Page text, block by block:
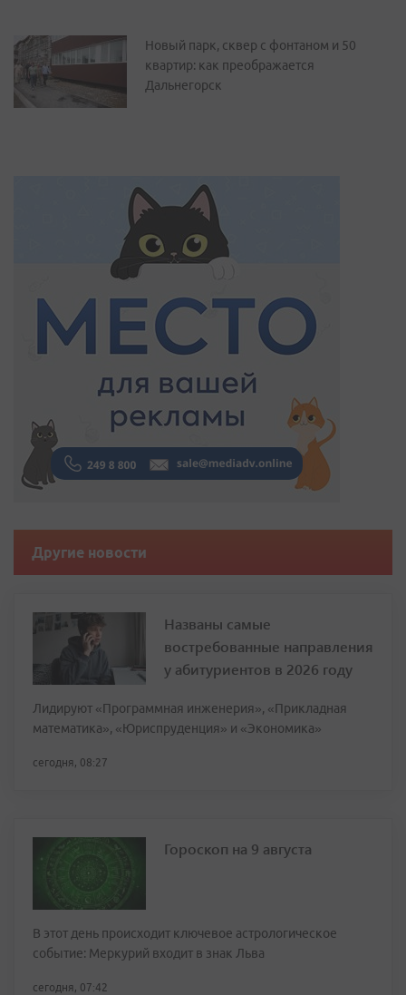
Новый парк, сквер с фонтаном и 50
квартир: как преображается
Дальнегорск
Другие новости
Названы самые
востребованные направления
у абитуриентов в 2026 году
Лидируют «Программная инженерия», «Прикладная
математика», «Юриспруденция» и «Экономика»
сегодня, 08:27
Гороскоп на 9 августа
В этот день происходит ключевое астрологическое
событие: Меркурий входит в знак Льва
сегодня, 07:42